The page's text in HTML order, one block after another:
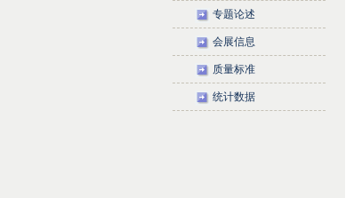
专题论述
会展信息
质量标准
统计数据